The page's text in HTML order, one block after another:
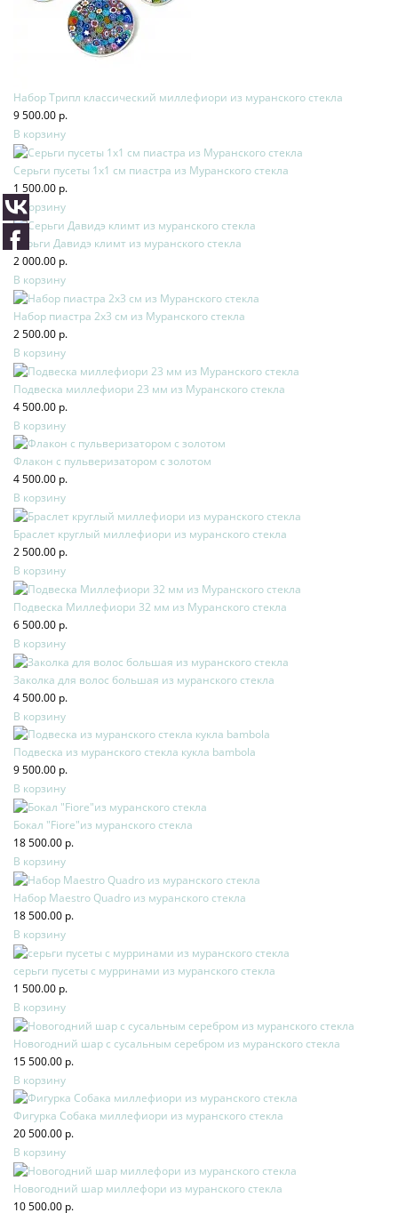
Набор Трипл классический миллефиори из муранского стекла
9 500.00 р.
В корзину
Серьги пусеты 1х1 см пиастра из Муранского стекла
1 500.00 р.
В корзину
Серьги Давидэ климт из муранского стекла
2 000.00 р.
В корзину
Набор пиастра 2х3 см из Муранского стекла
2 500.00 р.
В корзину
Подвеска миллефиори 23 мм из Муранского стекла
4 500.00 р.
В корзину
Флакон с пульверизатором с золотом
4 500.00 р.
В корзину
Браслет круглый миллефиори из муранского стекла
2 500.00 р.
В корзину
Подвеска Миллефиори 32 мм из Муранского стекла
6 500.00 р.
В корзину
Заколка для волос большая из муранского стекла
4 500.00 р.
В корзину
Подвеска из муранского стекла кукла bambola
9 500.00 р.
В корзину
Бокал "Fiore"из муранского стекла
18 500.00 р.
В корзину
Набор Maestro Quadro из муранского стекла
18 500.00 р.
В корзину
серьги пусеты с мурринами из муранского стекла
1 500.00 р.
В корзину
Новогодний шар с сусальным серебром из муранского стекла
15 500.00 р.
В корзину
Фигурка Собака миллефиори из муранского стекла
20 500.00 р.
В корзину
Новогодний шар миллефори из муранского стекла
10 500.00 р.